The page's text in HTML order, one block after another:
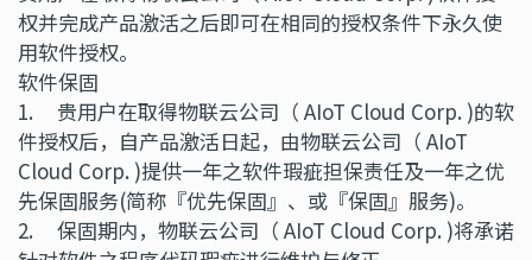
权并完成产品激活之后即可在相同的授权条件下永久使
用软件授权。
软件保固
1. 贵用户在取得物联云公司（ AIoT Cloud Corp. )的软
件授权后，自产品激活日起，由物联云公司（ AIoT
Cloud Corp. )提供一年之软件瑕疵担保责任及一年之优
先保固服务(简称『优先保固』、或『保固』服务)。
2. 保固期内，物联云公司（ AIoT Cloud Corp. )将承诺